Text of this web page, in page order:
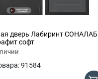
дверь Лабиринт СОНАЛАБ
софт
91584